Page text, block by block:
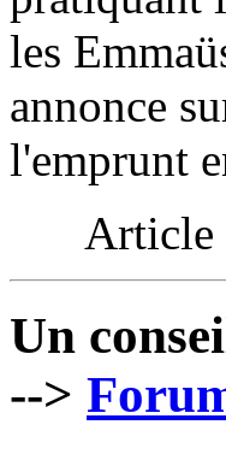
les
annonce
l'emprunt
Article
Un
-->